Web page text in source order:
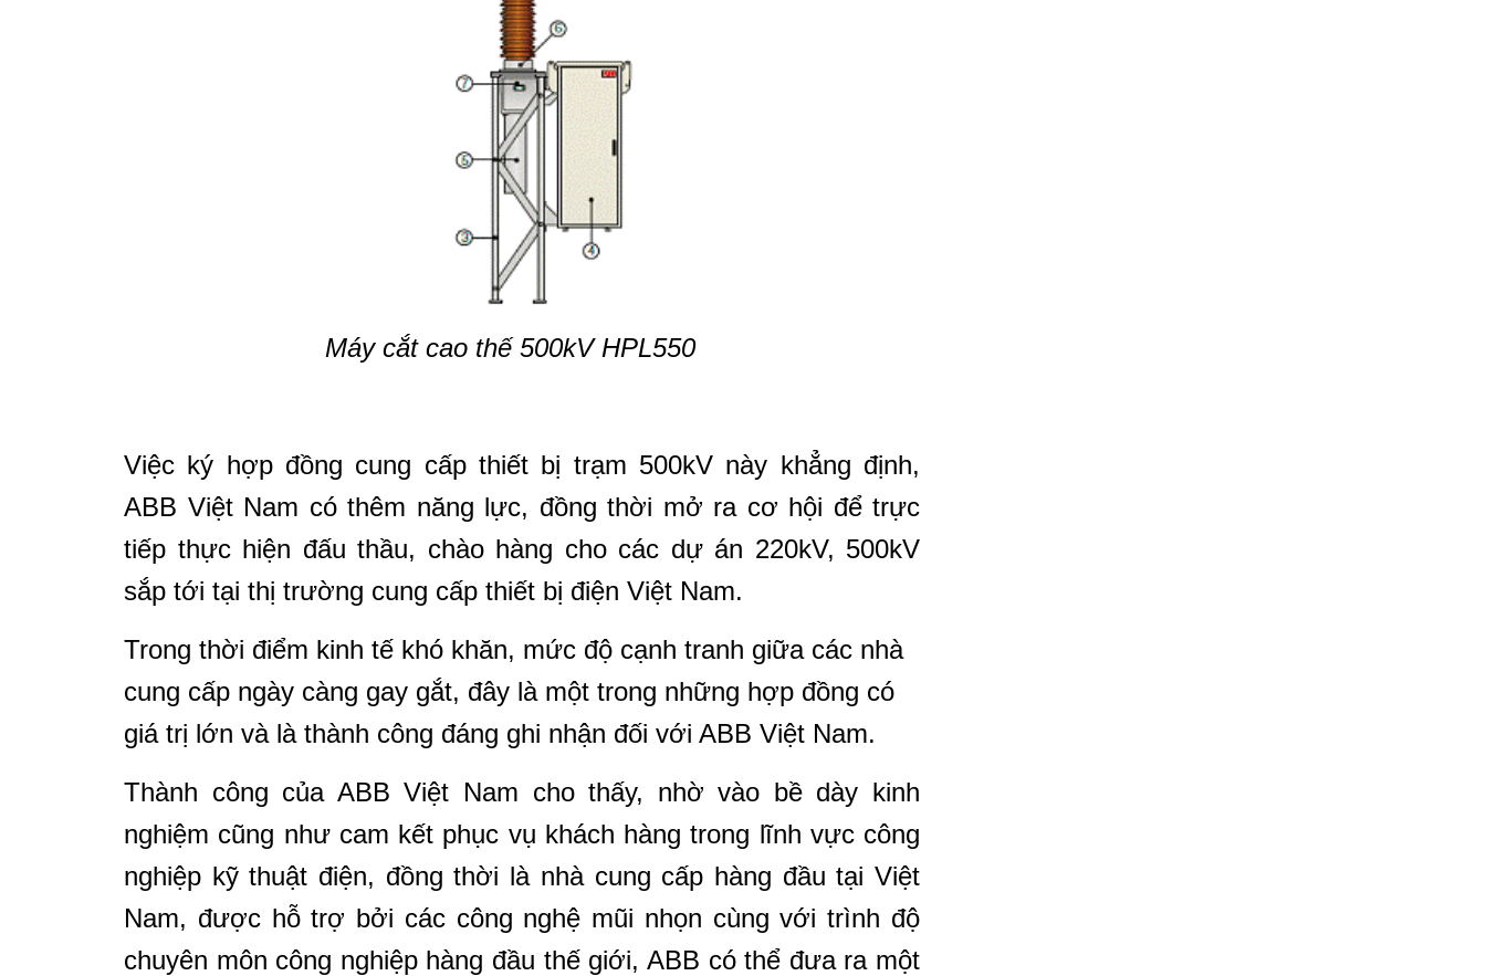
Máy cắt cao thế500kV HPL550
Việc ký hợp đồng cung cấp thiết bị trạm 500kV này khẳng định,
ABB Việt Nam có thêm năng lực, đồng thời mở ra cơ hội để trực
tiếp thực hiện đấu thầu, chào hàng cho các dự án 220kV, 500kV
sắp tới tại thị trường cung cấp thiết bị điện Việt Nam.
Trong thời điểm kinh tế khó khăn, mức độ cạnh tranh giữa các nhà
cung cấp ngày càng gay gắt, đây là một trong những hợp đồng có
giá trị lớn và là thành công đáng ghi nhận đối với ABB Việt Nam.
Thành công của ABB Việt Nam cho thấy, nhờ vào bề dày kinh
nghiệm cũng như cam kết phục vụ khách hàng trong lĩnh vực công
nghiệp kỹ thuật điện, đồng thời là nhà cung cấp hàng đầu tại Việt
Nam, được hỗ trợ bởi các công nghệ mũi nhọn cùng với trình độ
chuyên môn công nghiệp hàng đầu thế giới, ABB có thể đưa ra một